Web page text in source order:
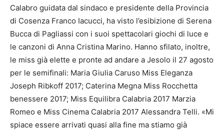
Calabro guidata dal sindaco e presidente della Provincia
di Cosenza Franco Iacucci, ha visto l’esibizione di Serena
Bucca di Pagliassi con i suoi spettacolari giochi di luce e
le canzoni di Anna Cristina Marino. Hanno sfilato, inoltre,
le miss già elette e pronte ad andare a Jesolo il 27 agosto
per le semifinali: Maria Giulia Caruso Miss Eleganza
Joseph Ribkoff 2017; Caterina Megna Miss Rocchetta
benessere 2017; Miss Equilibra Calabria 2017 Marzia
Romeo e Miss Cinema Calabria 2017 Alessandra Telli. «Mi
spiace essere arrivati quasi alla fine ma stiamo già